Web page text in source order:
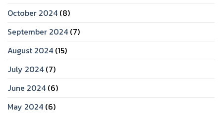
October 2024 (8)
September 2024 (7)
August 2024 (15)
July 2024 (7)
June 2024 (6)
May 2024 (6)